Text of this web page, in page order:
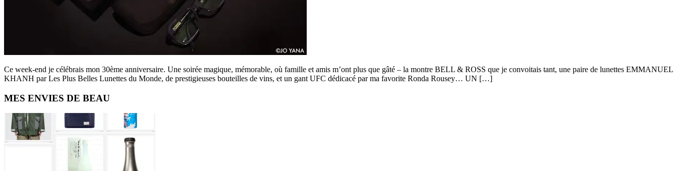
Ce week-end je célébrais mon 30ème anniversaire. Une soirée magique, mémorable, où famille et amis m’ont plus que gâté – la montre BELL & ROSS que je convoitais tant, une paire de lunettes EMMANUEL
KHANH par Les Plus Belles Lunettes du Monde, de prestigieuses bouteilles de vins, et un gant UFC dédicacé par ma favorite Ronda Rousey… UN […]
Primary
Sidebar
MES ENVIES DE BEAU